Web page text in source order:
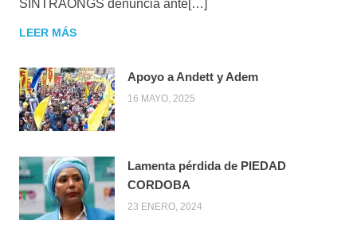
SINTRAONGS denuncia ante[…]
LEER MÁS
Apoyo a Andett y Adem
16 MAYO, 2025
Lamenta pérdida de PIEDAD
CORDOBA
23 ENERO, 2024